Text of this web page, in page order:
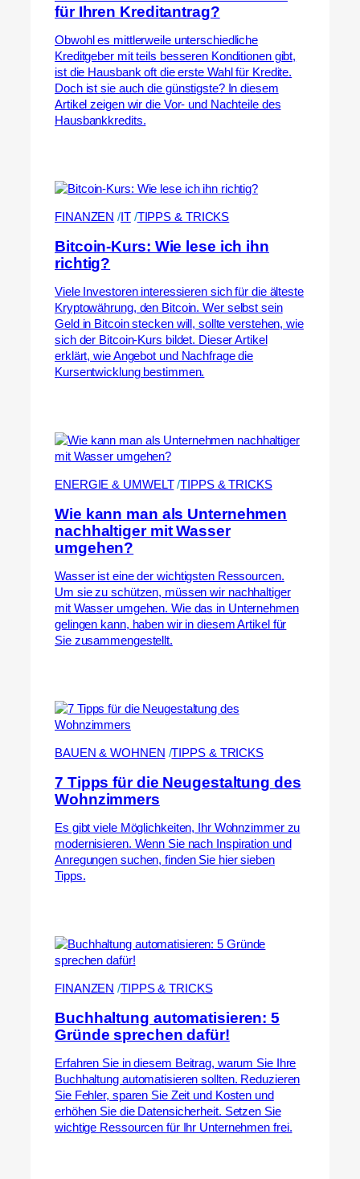
für Ihren Kreditantrag?
Obwohl es mittlerweile unterschiedliche
Kreditgeber mit teils besseren Konditionen gibt,
ist die Hausbank oft die erste Wahl für Kredite.
Doch ist sie auch die günstigste? In diesem
Artikel zeigen wir die Vor- und Nachteile des
Hausbankkredits.
FINANZEN / IT /TIPPS & TRICKS
Bitcoin-Kurs: Wie lese ich ihn
richtig?
Viele Investoren interessieren sich für die älteste
Kryptowährung, den Bitcoin. Wer selbst sein
Geld in Bitcoin stecken will, sollte verstehen, wie
sich der Bitcoin-Kurs bildet. Dieser Artikel
erklärt, wie Angebot und Nachfrage die
Kursentwicklung bestimmen.
ENERGIE & UMWELT /TIPPS & TRICKS
Wie kann man als Unternehmen
nachhaltiger mit Wasser
umgehen?
Wasser ist eine der wichtigsten Ressourcen.
Um sie zu schützen, müssen wir nachhaltiger
mit Wasser umgehen. Wie das in Unternehmen
gelingen kann, haben wir in diesem Artikel für
Sie zusammengestellt.
BAUEN & WOHNEN /TIPPS & TRICKS
7 Tipps für die Neugestaltung des
Wohnzimmers
Es gibt viele Möglichkeiten, Ihr Wohnzimmer zu
modernisieren. Wenn Sie nach Inspiration und
Anregungen suchen, finden Sie hier sieben
Tipps.
FINANZEN /TIPPS & TRICKS
Buchhaltung automatisieren: 5
Gründe sprechen dafür!
Erfahren Sie in diesem Beitrag, warum Sie Ihre
Buchhaltung automatisieren sollten. Reduzieren
Sie Fehler, sparen Sie Zeit und Kosten und
erhöhen Sie die Datensicherheit. Setzen Sie
wichtige Ressourcen für Ihr Unternehmen frei.